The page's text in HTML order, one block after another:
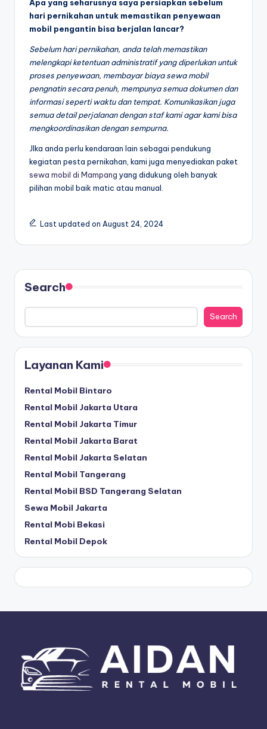
Apa yang seharusnya saya persiapkan sebelum
hari pernikahan untuk memastikan penyewaan
mobil pengantin bisa berjalan lancar?
Sebelum hari pernikahan, anda telah memastikan
melengkapi ketentuan administratif yang diperlukan untuk
proses penyewaan, membayar biaya sewa mobil
pengnatin secara penuh, mempunya semua dokumen dan
informasi seperti waktu dan tempat. Komunikasikan juga
semua detail perjalanan dengan staf kami agar kami bisa
mengkoordinasikan dengan sempurna.
JIka anda perlu kendaraan lain sebagai pendukung
kegiatan pesta pernikahan, kami juga menyediakan paket
sewa mobil di Mampang yang didukung oleh banyak
pilihan mobil baik matic atau manual.
Last updated on August 24, 2024
Search
Search
Layanan Kami
Rental Mobil Bintaro
Rental Mobil Jakarta Utara
Rental Mobil Jakarta Timur
Rental Mobil Jakarta Barat
Rental Mobil Jakarta Selatan
Rental Mobil Tangerang
Rental Mobil BSD Tangerang Selatan
Sewa Mobil Jakarta
Rental Mobi Bekasi
Rental Mobil Depok